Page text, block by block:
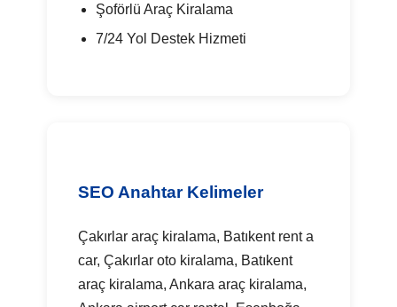
Şoförlü Araç Kiralama
7/24 Yol Destek Hizmeti
SEO Anahtar Kelimeler
Çakırlar araç kiralama, Batıkent rent a
car, Çakırlar oto kiralama, Batıkent
araç kiralama, Ankara araç kiralama,